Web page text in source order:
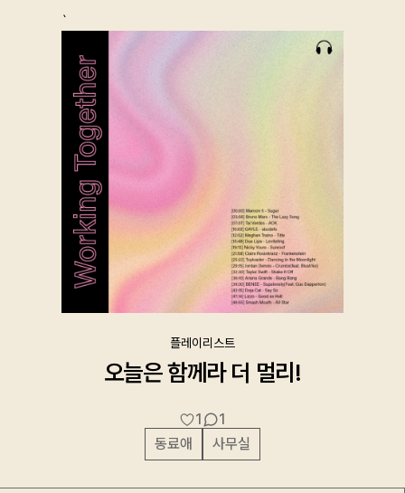
`
플레이리스트
오늘은 함께라 더 멀리!
1
1
동료애
사무실
로그인